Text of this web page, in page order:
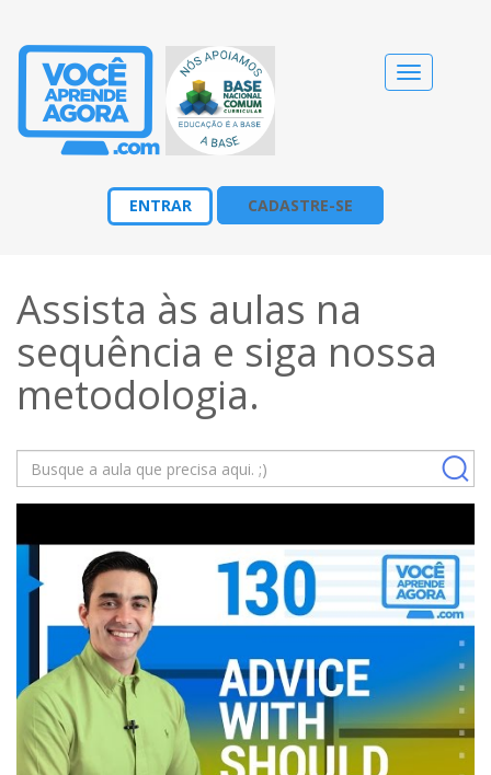
Alternar
navegação
ENTRAR CADASTRE-SE
Assista às aulas na
sequência e siga nossa
metodologia.